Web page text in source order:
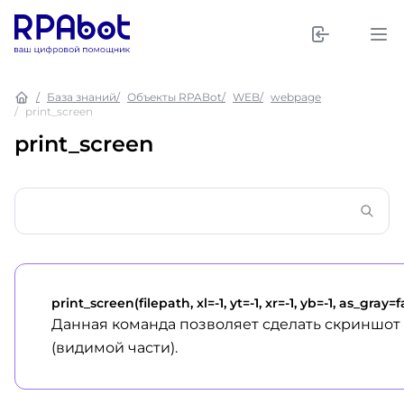
База знаний Объекты RPABot WEB
webpage
print_screen
print_screen
print_screen(filepath, xl=-1, yt=-1, xr=-1, yb=-1,
Данная команда позволяет сделать
(видимой части).